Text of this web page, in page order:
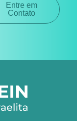
Entre em
Contato